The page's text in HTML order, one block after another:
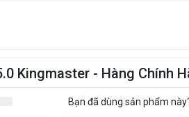
Kingmaster - Hàng Chính
Bạn đã dùng sản phẩm